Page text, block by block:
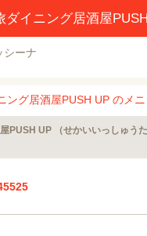
ダイニング居酒屋
シーナ
ング居酒屋PUSH UP のメ
PUSH UP （せかいいっしゅう